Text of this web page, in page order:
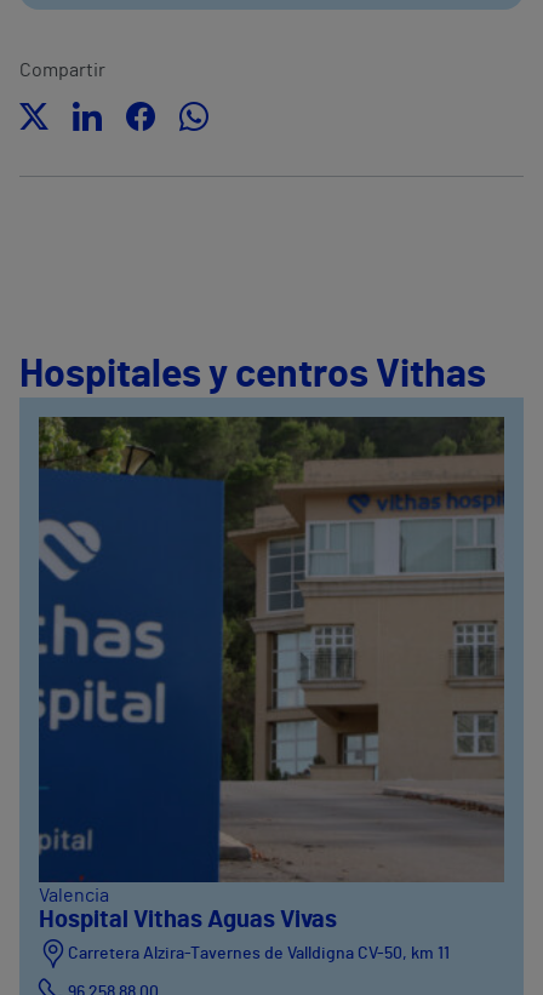
Compartir
Hospitales y centros Vithas
Valencia
Hospital Vithas Aguas Vivas
Carretera Alzira-Tavernes de Valldigna CV-50, km 11